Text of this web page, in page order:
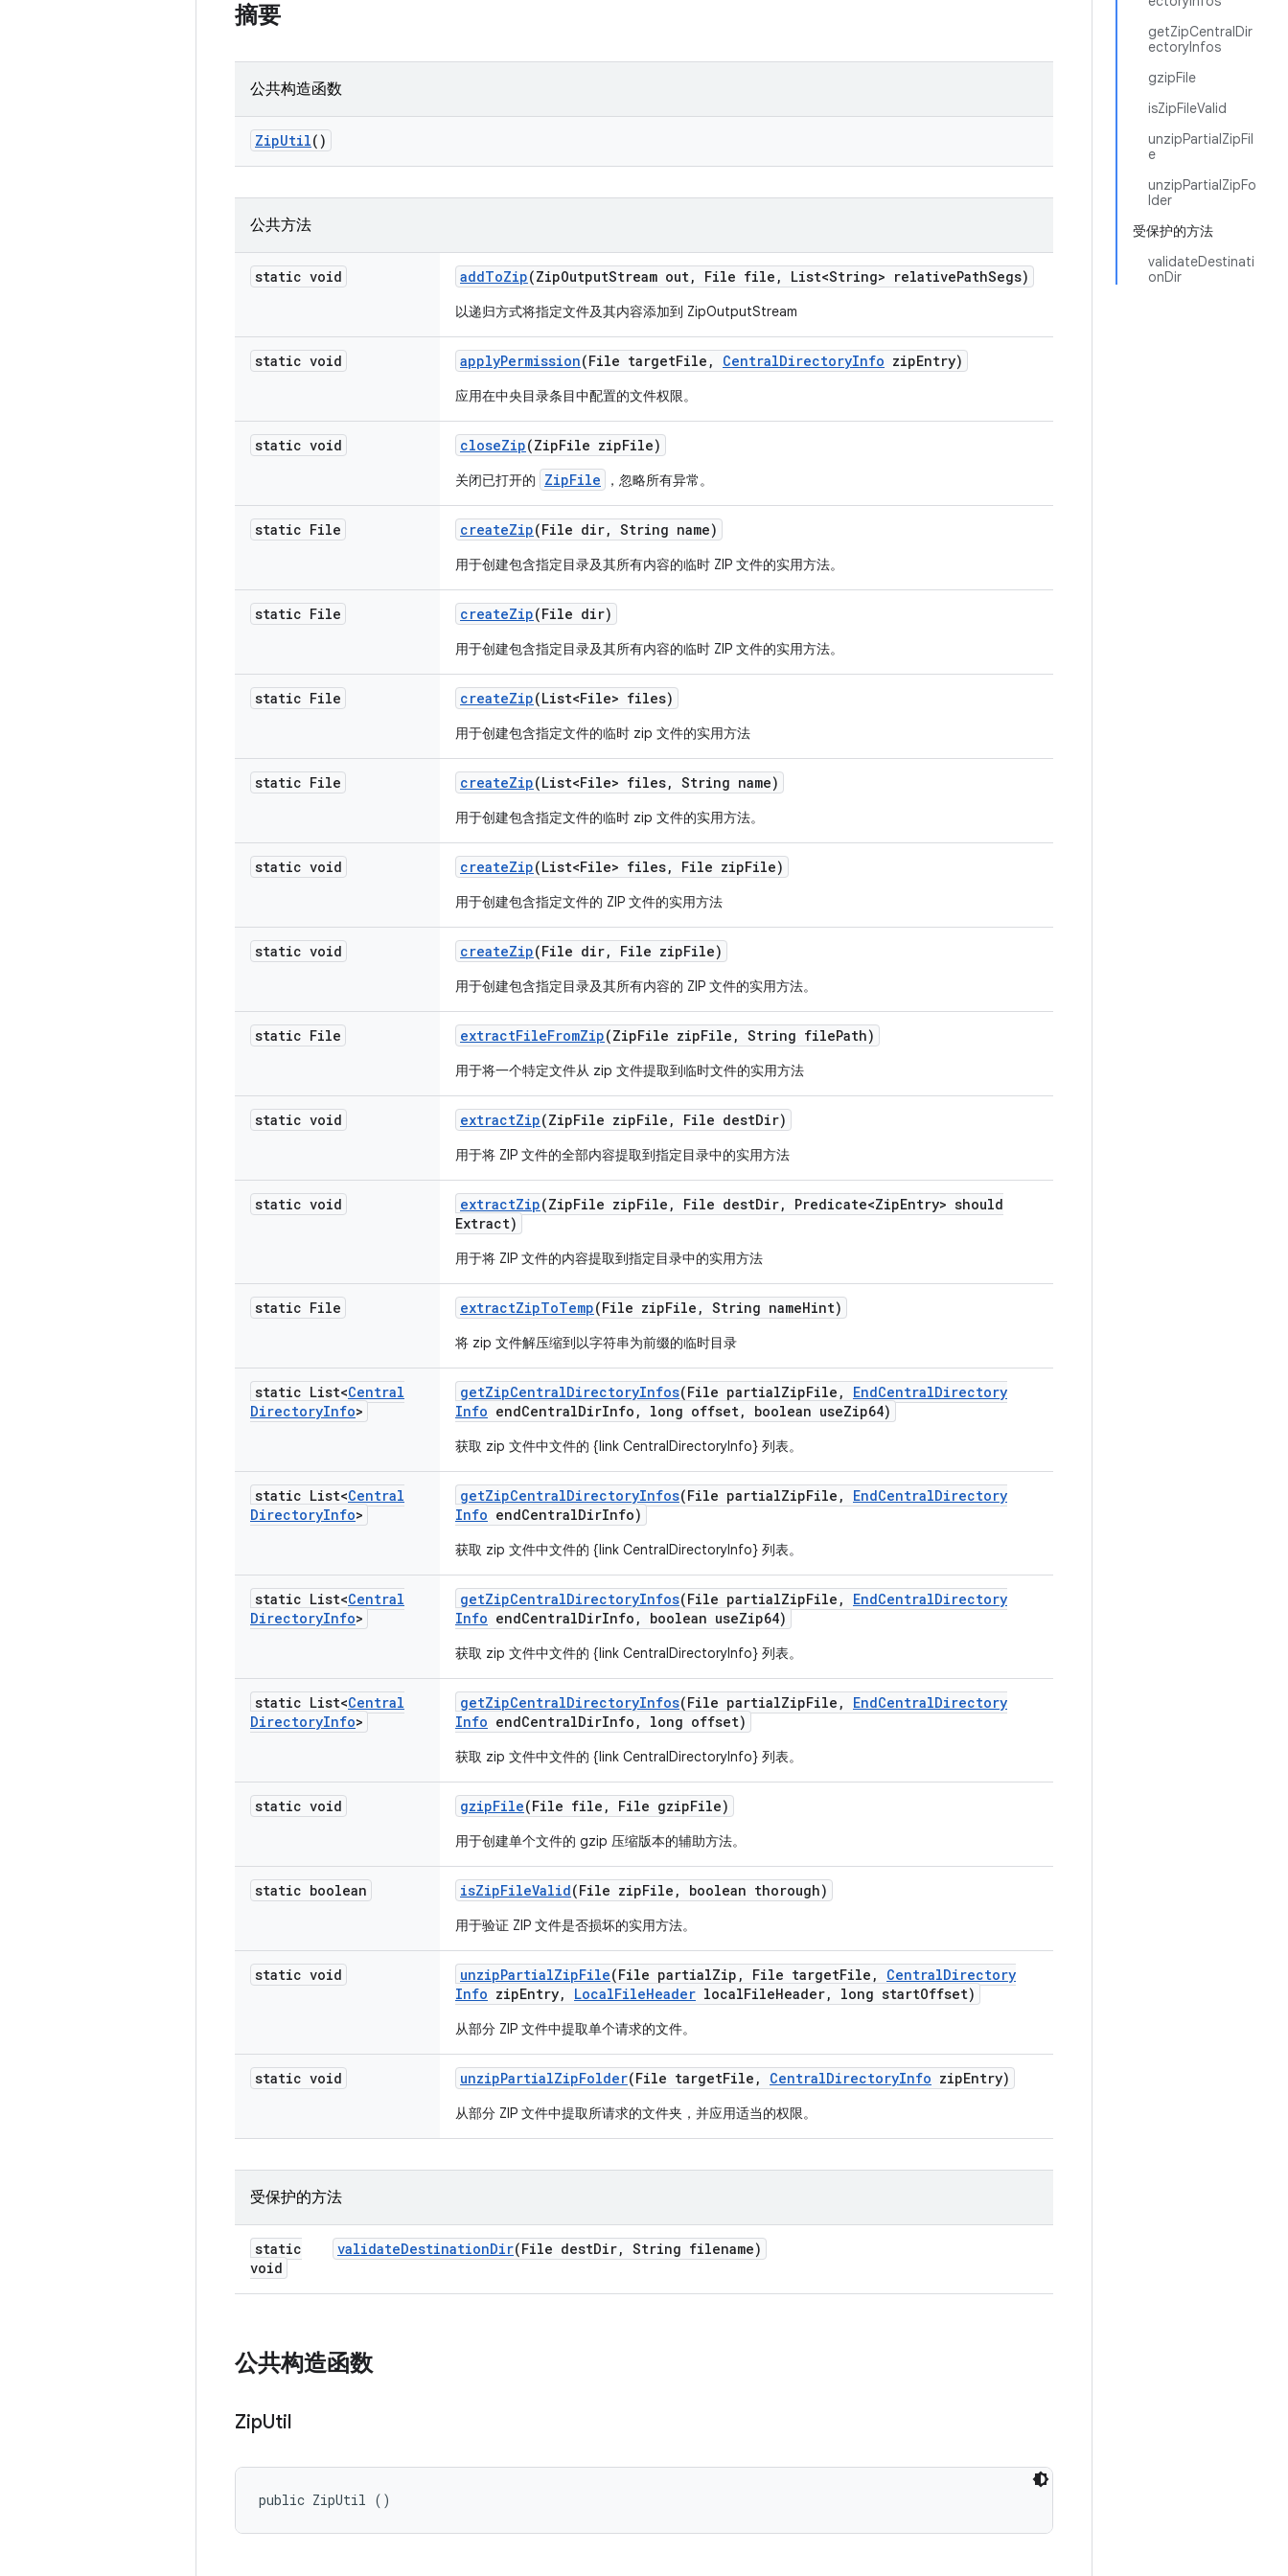
getZipCentralDir
ectoryInfos
gzipFile
isZipFileValid
unzipPartialZipFil
e
unzipPartialZipFo
lder
受保护的方法
validateDestinati
onDir
摘要
公共构造函数
ZipUtil()
公共方法
static void addToZip(ZipOutputStream out, File file , List<String> relativePathSegs)
以递归方式将指定文件及其内容添加到 ZipOutputStream
static void applyPermission(File targetFile , CentralDirectoryInfo zipEntry)
应用在中央目录条目中配置的文件权限。
static void closeZip(ZipFile zipFile)
关闭已打开的 ZipFile ，忽略所有异常。
static File createZip(File dir, String name)
用于创建包含指定目录及其所有内容的临时 ZIP 文件的实用方法。
static File createZip(File dir)
用于创建包含指定目录及其所有内容的临时 ZIP 文件的实用方法。
static File createZip(List<File> files)
用于创建包含指定文件的临时 zip 文件的实用方法
static File createZip(List<File> files, String name)
用于创建包含指定文件的临时 zip 文件的实用方法。
static void createZip(List<File> files, File zipFile)
用于创建包含指定文件的 ZIP 文件的实用方法
static void createZip(File dir, File zipFile)
用于创建包含指定目录及其所有内容的 ZIP 文件的实用方法。
static File extractFileFromZip(ZipFile zipFile , String filePath)
用于将一个特定文件从 zip 文件提取到临时文件的实用方法
static void extractZip(ZipFile zipFile , File destDir)
用于将 ZIP 文件的全部内容提取到指定目录中的实用方法
static void extractZip(ZipFile zipFile , File destDir, Predicate<ZipEntry> should
Extract)
用于将 ZIP 文件的内容提取到指定目录中的实用方法
static File extractZipToTemp(File zipFile , String nameHint)
将 zip 文件解压缩到以字符串为前缀的临时目录
static List<Central
DirectoryInfo>
getZipCentralDirectoryInfos(File partialZipFile , EndCentralDirectory
Info endCentralDirInfo , long offset, boolean useZip64)
获取 zip 文件中文件的 {link CentralDirectoryInfo} 列表。
static List<Central
DirectoryInfo>
getZipCentralDirectoryInfos(File partialZipFile , EndCentralDirectory
Info endCentralDirInfo)
获取 zip 文件中文件的 {link CentralDirectoryInfo} 列表。
static List<Central
DirectoryInfo>
getZipCentralDirectoryInfos(File partialZipFile , EndCentralDirectory
Info endCentralDirInfo , boolean useZip64)
获取 zip 文件中文件的 {link CentralDirectoryInfo} 列表。
static List<Central
DirectoryInfo>
getZipCentralDirectoryInfos(File partialZipFile , EndCentralDirectory
Info endCentralDirInfo , long offset)
获取 zip 文件中文件的 {link CentralDirectoryInfo} 列表。
static void gzipFile(File file , File gzipFile)
用于创建单个文件的 gzip 压缩版本的辅助方法。
static boolean isZipFileValid(File zipFile , boolean thorough)
用于验证 ZIP 文件是否损坏的实用方法。
static void unzipPartialZipFile(File partialZip , File targetFile , CentralDirectory
Info zipEntry, LocalFileHeader localFileHeader, long startOffset)
从部分 ZIP 文件中提取单个请求的文件。
static void unzipPartialZipFolder(File targetFile , CentralDirectoryInfo zipEntry)
从部分 ZIP 文件中提取所请求的文件夹，并应用适当的权限。
受保护的方法
static
void
validateDestinationDir(File destDir, String filename)
公共构造函数
ZipUtil
public ZipUtil ()